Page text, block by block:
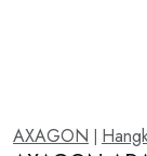
AXAGON